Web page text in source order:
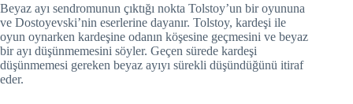
Beyaz ayı sendromunun çıktığı nokta Tolstoy’un bir oyununa
ve Dostoyevski’nin eserlerine dayanır. Tolstoy, kardeşi ile
oyun oynarken kardeşine odanın köşesine geçmesini ve beyaz
bir ayı düşünmemesini söyler. Geçen sürede kardeşi
düşünmemesi gereken beyaz ayıyı sürekli düşündüğünü itiraf
eder.